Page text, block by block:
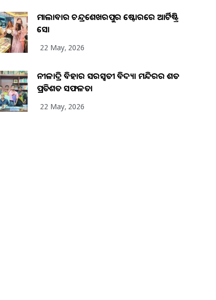
ମାଲାବାର ଚନ୍ଦ୍ରଶେଖରପୁର ଷ୍ଟୋରରେ ଆର୍ଟିଷ୍ଟ୍ରି
ସୋ
22 May, 2026
ନୀଳାଦ୍ରି ବିହାର ସରସ୍ୱତୀ ବିଦ୍ୟା ମନ୍ଦିରର ଶତ
ପ୍ରତିଶତ ସଫଳତା
22 May, 2026